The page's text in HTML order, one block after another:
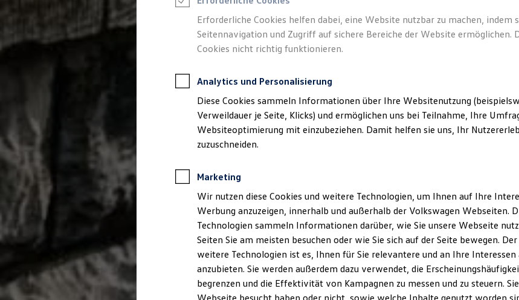
Leasing-Angebote
Gebrauchtwagen Leasing
Junge Gebrauchtwagen-Leasing
Finanzierung
Kfz-Versicherung
Restschuldversicherungen
Garantien
Wartungsverträge
Geschäftskunden
Professional Class bei Volkswagen
Großkunden
Behörden
Direktkunden
Anpfiff zum Gewinn
Elektromobilität
Elektroautos
ID. Tutorials
Elektrofahrzeugkonzepte
ID. EVERY1
Erforderliche Cookies helfen dabei, eine Website nutzbar zu machen, indem
Seitennavigation und Zugriff auf sichere Bereiche der Website ermöglichen.
Cookies nicht richtig funktionieren.
Analytics und Personalisierung
Diese Cookies sammeln Informationen über Ihre Websitenutzung
Verweildauer je Seite, Klicks) und ermöglichen uns bei Teilnahme, Ihre
Websiteoptimierung mit einzubeziehen. Damit helfen sie uns, Ihr
zuzuschneiden.
Marketing
Wir nutzen diese Cookies und weitere Technologien, um Ihnen auf Ihre
Werbung anzuzeigen, innerhalb und außerhalb der Volkswagen Webseiten.
Technologien sammeln Informationen darüber, wie Sie unsere Webseite
Seiten Sie am meisten besuchen oder wie Sie sich auf der Seite bewegen.
weitere Technologien ist es, Ihnen für Sie relevantere und an Ihre
anzubieten. Sie werden außerdem dazu verwendet, die
begrenzen und die Effektivität von Kampagnen zu messen und zu steuern.
Webseite besucht haben oder nicht, sowie welche Inhalte genutzt worden